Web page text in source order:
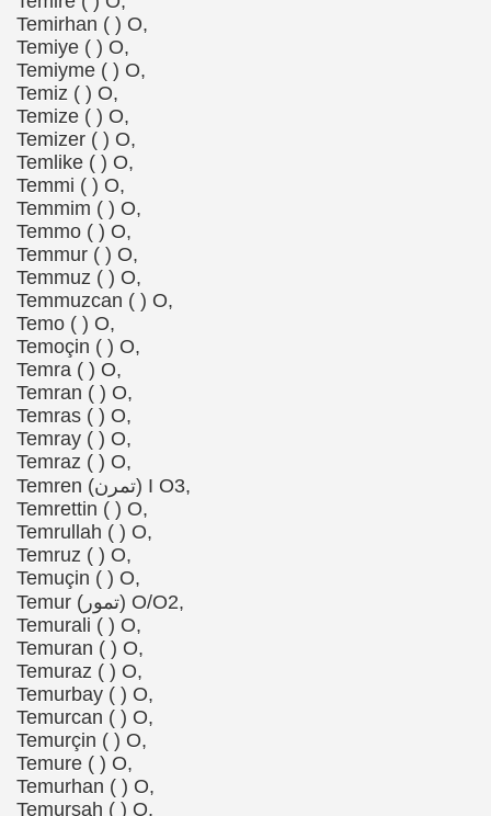
Temirhan ( ) O,
Temiye ( ) O,
Temiyme ( ) O,
Temiz ( ) O,
Temize ( ) O,
Temizer ( ) O,
Temlike ( ) O,
Temmi ( ) O,
Temmim ( ) O,
Temmo ( ) O,
Temmur ( ) O,
Temmuz ( ) O,
Temmuzcan ( ) O,
Temo ( ) O,
Temoçin ( ) O,
Temra ( ) O,
Temran ( ) O,
Temras ( ) O,
Temray ( ) O,
Temraz ( ) O,
Temren (تمرن) I O3,
Temrettin ( ) O,
Temrullah ( ) O,
Temruz ( ) O,
Temuçin ( ) O,
Temur (تمور) O/O2,
Temurali ( ) O,
Temuran ( ) O,
Temuraz ( ) O,
Temurbay ( ) O,
Temurcan ( ) O,
Temurçin ( ) O,
Temure ( ) O,
Temurhan ( ) O,
Temurşah ( ) O,